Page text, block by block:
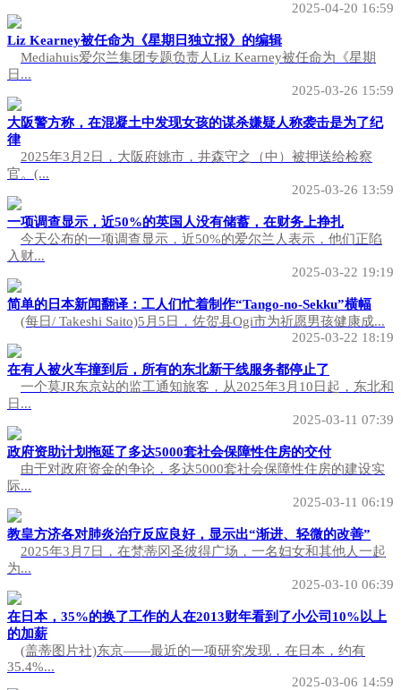
2025-04-20 16:59
Liz Kearney被任命为《星期日独立报》的编辑
Mediahuis爱尔兰集团专题负责人Liz Kearney被任命为《星期
日...
2025-03-26 15:59
大阪警方称，在混凝土中发现女孩的谋杀嫌疑人称袭击是为了纪
律
2025年3月2日，大阪府姚市，井森守之（中）被押送给检察
官。(...
2025-03-26 13:59
一项调查显示，近50%的英国人没有储蓄，在财务上挣扎
今天公布的一项调查显示，近50%的爱尔兰人表示，他们正陷
入财...
2025-03-22 19:19
简单的日本新闻翻译：工人们忙着制作“Tango-no-Sekku”横幅
(每日/ Takeshi Saito)5月5日，佐贺县Ogi市为祈愿男孩健康成...
2025-03-22 18:19
在有人被火车撞到后，所有的东北新干线服务都停止了
一个莫JR东京站的监工通知旅客，从2025年3月10日起，东北和
日...
2025-03-11 07:39
政府资助计划拖延了多达5000套社会保障性住房的交付
由于对政府资金的争论，多达5000套社会保障性住房的建设实
际...
2025-03-11 06:19
教皇方济各对肺炎治疗反应良好，显示出“渐进、轻微的改善”
2025年3月7日，在梵蒂冈圣彼得广场，一名妇女和其他人一起
为...
2025-03-10 06:39
在日本，35%的换了工作的人在2013财年看到了小公司10%以上
的加薪
(盖蒂图片社)东京——最近的一项研究发现，在日本，约有
35.4%...
2025-03-06 14:59